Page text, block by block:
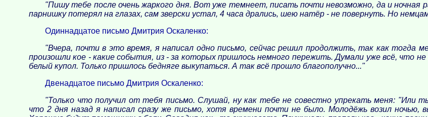
"Пишу тебе после очень жаркого дня. Вот уже темнеет, писать почти невозможно, да и ночная
парнишку потерял на глазах, сам зверски устал, 4 часа дрались, шею натёр - не повернуть. Но
Одиннадцатое письмо Дмитрия Оскаленко:
"Вчера, почти в это время, я написал одно письмо, сейчас решил продолжить, так как тогда
произошли кое - какие события, из - за которых пришлось немного пережить. Думали уже всё, что не
белый купол. Только пришлось бедняге выкупаться. А так всё прошло благополучно..."
Двенадцатое письмо Дмитрия Оскаленко:
"Только что получил от тебя письмо. Слушай, ну как тебе не совестно упрекать меня: "Или
что 2 дня назад я написал сразу же письмо, хотя времени почти не было. Молодёжь возил ночью,